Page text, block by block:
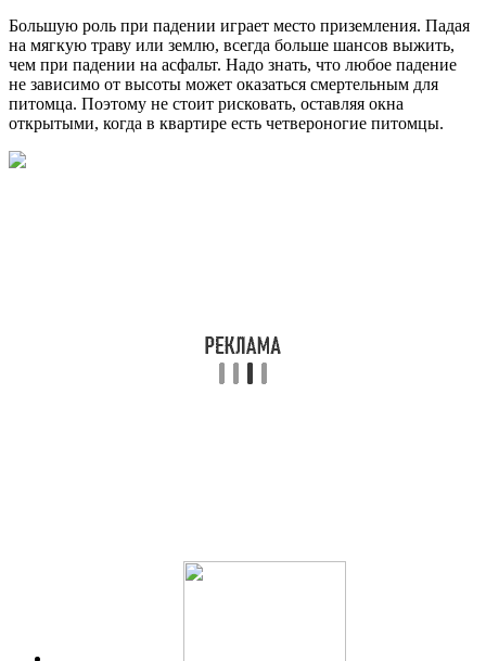
Большую роль при падении играет место приземления. Падая
на мягкую траву или землю, всегда больше шансов выжить,
чем при падении на асфальт. Надо знать, что любое падение
не зависимо от высоты может оказаться смертельным для
питомца. Поэтому не стоит рисковать, оставляя окна
открытыми, когда в квартире есть четвероногие питомцы.